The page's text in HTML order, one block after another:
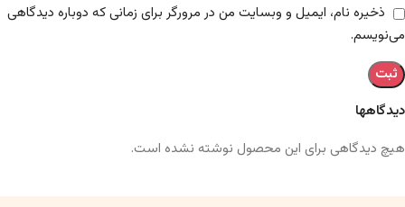
دیدگاهها
هیچ دیدگاهی برای این محصول نوشته نشده است.
ذخیره نام، ایمیل و وبسایت من در مرورگر برای زمانی که دوباره دیدگاهی
می‌نویسم.